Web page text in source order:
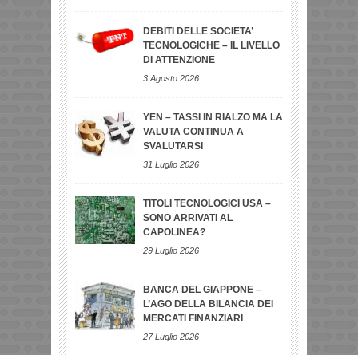
DEBITI DELLE SOCIETA’
TECNOLOGICHE – IL LIVELLO
DI ATTENZIONE
3 Agosto 2026
YEN – TASSI IN RIALZO MA LA
VALUTA CONTINUA A
SVALUTARSI
31 Luglio 2026
TITOLI TECNOLOGICI USA –
SONO ARRIVATI AL
CAPOLINEA?
29 Luglio 2026
BANCA DEL GIAPPONE –
L’AGO DELLA BILANCIA DEI
MERCATI FINANZIARI
27 Luglio 2026